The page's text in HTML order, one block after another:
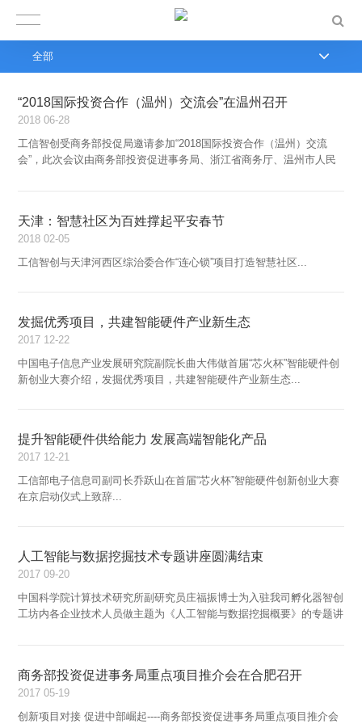
“2018国际投资合作（温州）交流会”在温州召开
2018 06-28
工信智创受商务部投促局邀请参加“2018国际投资合作（温州）交流
会”，此次会议由商务部投资促进事务局、浙江省商务厅、温州市人民
天津：智慧社区为百姓撑起平安春节
2018 02-05
工信智创与天津河西区综治委合作“连心锁”项目打造智慧社区...
发掘优秀项目，共建智能硬件产业新生态
2017 12-22
中国电子信息产业发展研究院副院长曲大伟做首届“芯火杯”智能硬件创
新创业大赛介绍，发掘优秀项目，共建智能硬件产业新生态...
提升智能硬件供给能力 发展高端智能化产品
2017 12-21
工信部电子信息司副司长乔跃山在首届“芯火杯”智能硬件创新创业大赛
在京启动仪式上致辞...
人工智能与数据挖掘技术专题讲座圆满结束
2017 09-20
中国科学院计算技术研究所副研究员庄福振博士为入驻我司孵化器智创
工坊内各企业技术人员做主题为《人工智能与数据挖掘概要》的专题讲
商务部投资促进事务局重点项目推介会在合肥召开
2017 05-19
创新项目对接 促进中部崛起----商务部投资促进事务局重点项目推介会
全部